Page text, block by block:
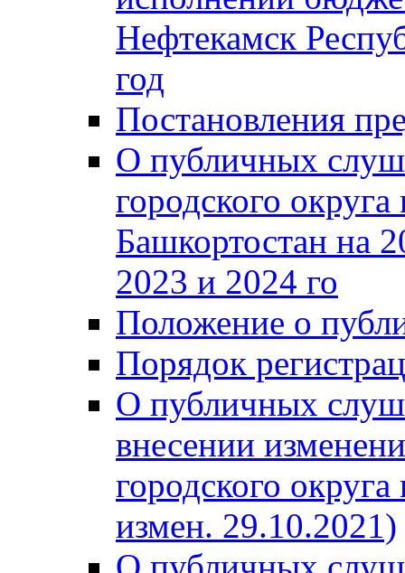
Нефтекамск
год
Постановления
О публичных
городского
Башкортостан на
2023 и 2024 го
Положение о
Порядок
О публичных
внесении
городского
измен. 29.10.2021)